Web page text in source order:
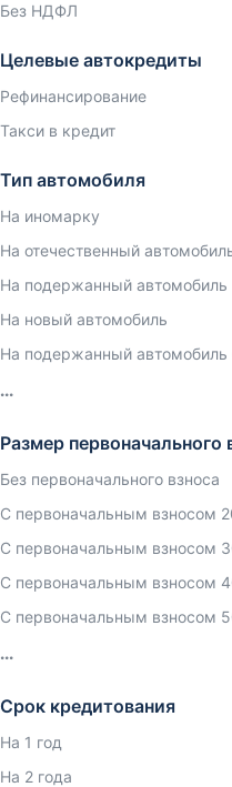
Без НДФЛ
Целевые автокредиты
Рефинансирование
Такси в кредит
Тип автомобиля
На иномарку
На отечественный
На подержанный автомобиль
На новый автомобиль
На подержанный автомобиль
Размер первоначального
Без первоначального взноса
С первоначальным взносом
С первоначальным взносом
С первоначальным взносом
С первоначальным взносом
Срок кредитования
На 1 год
На 2 года